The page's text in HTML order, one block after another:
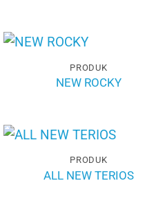
PRODUK
NEW ROCKY
PRODUK
ALL NEW TERIOS